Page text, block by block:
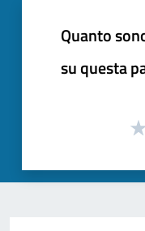
Quanto
su questa